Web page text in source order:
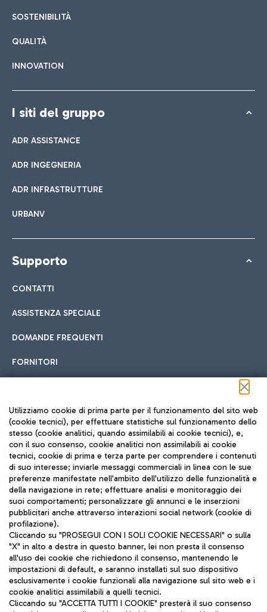
SOSTENIBILITÀ
QUALITÀ
INNOVATION
I siti del gruppo
ADR ASSISTANCE
ADR INGEGNERIA
ADR INFRASTRUTTURE
URBANV
Supporto
CONTATTI
ASSISTENZA SPECIALE
DOMANDE FREQUENTI
FORNITORI
Seguici sui social
TRAVEL JOURNAL
ITA
Aeroporti di Roma S.p.A. - Società soggetta a direzione e
coordinamento di Mundys S.p.A.
Utilizziamo cookie di prima parte per il funzionamento del sito web
(cookie tecnici), per effettuare statistiche sul funzionamento dello
stesso (cookie analitici, quando assimilabili ai cookie tecnici), e,
con il suo consenso, cookie analitici non assimilabili ai cookie
tecnici, cookie di prima e terza parte per comprendere i contenuti
di suo interesse; inviarle messaggi commerciali in linea con le sue
preferenze manifestate nell'ambito dell'utilizzo delle funzionalità e
della navigazione in rete; effettuare analisi e monitoraggio dei
suoi comportamenti; personalizzare gli annunci e le inserzioni
pubblicitari anche attraverso interazioni social network (cookie di
profilazione).
Cliccando su "PROSEGUI CON I SOLI COOKIE NECESSARI" o sulla
"X" in alto a destra in questo banner, lei non presta il consenso
all'uso dei cookie che richiedono il consenso, mantenendo le
impostazioni di default, e saranno installati sul suo dispositivo
esclusivamente i cookie funzionali alla navigazione sul sito web e i
cookie analitici assimilabili a quelli tecnici.
Cliccando su "ACCETTA TUTTI I COOKIE" presterà il suo consenso